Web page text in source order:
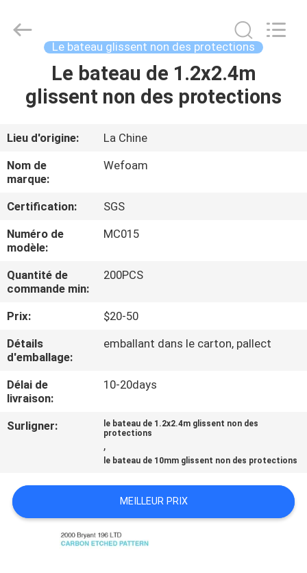
MAISON
VIDÉOS
AU
SUJET
DE
NOUS
VISITE
D'USINE
CONTRÔLE
DE
QUALITÉ
NOUS
NOUVELLES
Co.,Ltd.
Le bateau glissent non des protections
Le bateau de 1.2x2.4m
glissent non des protections
Lieu d'origine:
La Chine
Nom de
marque:
Wefoam
Certification:
SGS
Numéro de
modèle:
MC015
Quantité de
commande min:
200PCS
Prix:
$20-50
Détails
d'emballage:
emballant dans le carton, pallect
Délai de
livraison:
10-20days
Surligner:
le bateau de 1.2x2.4m glissent non des
protections
,
le bateau de 10mm glissent non des protections
MEILLEUR PRIX